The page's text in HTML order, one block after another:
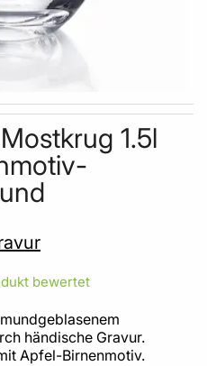
gallery
1.5l
bewertet
händische Gravur.
Apfel-Birnenmotiv.